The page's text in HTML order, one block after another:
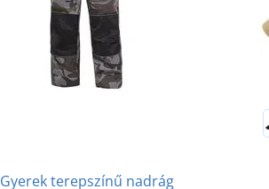
Gyerek terepszínű nadrág